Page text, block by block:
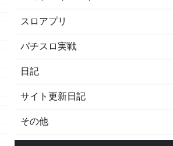
スロアプリ
パチスロ実戦
日記
サイト更新日記
その他